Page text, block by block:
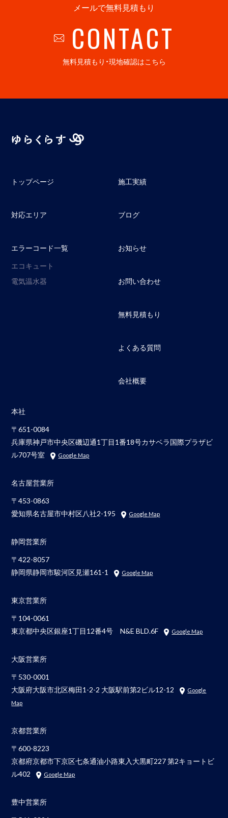
メールで無料見積もり
CONTACT
無料見積もり・現地確認はこちら
トップページ
対応エリア
エラーコード一覧
エコキュート
電気温水器
施工実績
ブログ
お知らせ
お問い合わせ
無料見積もり
よくある質問
会社概要
本社
〒651-0084
兵庫県神戸市中央区磯辺通1丁目1番18号カサベラ国際プラザビ
ル707号室
Google Map
名古屋営業所
〒453-0863
愛知県名古屋市中村区八社2-195
Google Map
静岡営業所
〒422-8057
静岡県静岡市駿河区見瀬161-1
Google Map
東京営業所
〒104-0061
東京都中央区銀座1丁目12番4号 N&E BLD.6F
Google Map
大阪営業所
〒530-0001
大阪府大阪市北区梅田1-2-2 大阪駅前第2ビル12-12
Google
Map
京都営業所
〒600-8223
京都府京都市下京区七条通油小路東入大黒町227 第2キョートビ
ル402
Google Map
豊中営業所